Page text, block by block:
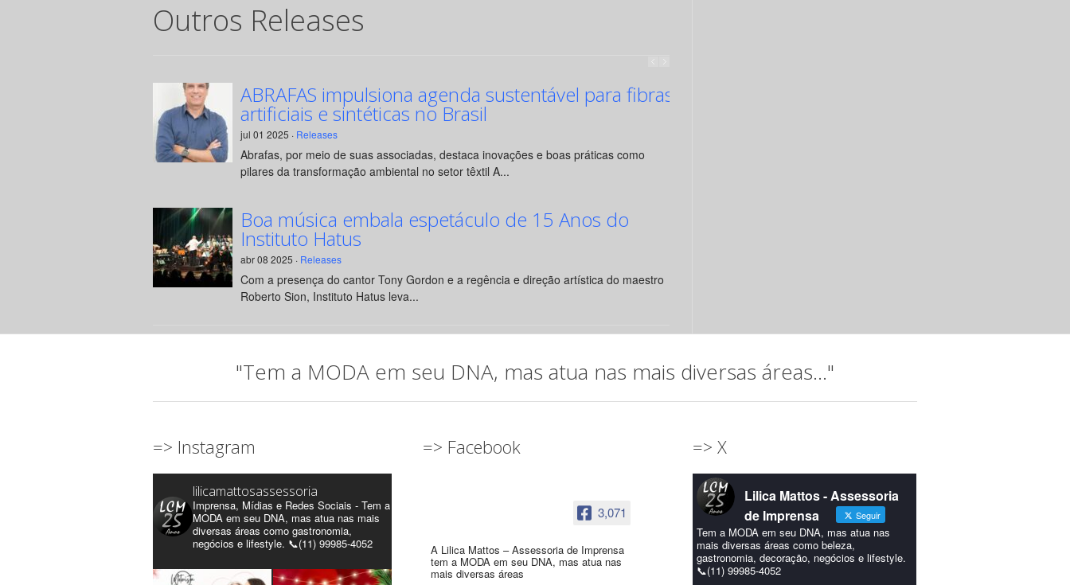
Outros Releases
ABRAFAS impulsiona agenda sustentável para fibras
artificiais e sintéticas no Brasil
jul 01 2025 · Releases
Abrafas, por meio de suas associadas, destaca inovações e boas práticas como
pilares da transformação ambiental no setor têxtil A...
Boa música embala espetáculo de 15 Anos do
Instituto Hatus
abr 08 2025 · Releases
Com a presença do cantor Tony Gordon e a regência e direção artística do maestro
Roberto Sion, Instituto Hatus leva...
"Tem a MODA em seu DNA, mas atua nas mais diversas áreas..."
=> Instagram
lilicamattosassessoria
Imprensa, Mídias e Redes Sociais - Tem a
MODA em seu DNA, mas atua nas mais
diversas áreas como gastronomia,
negócios e lifestyle. 📞(11) 99985-4052
=> Facebook
3,071
A Lilica Mattos – Assessoria de Imprensa
tem a MODA em seu DNA, mas atua nas
mais diversas áreas
=> X
Lilica Mattos - Assessoria
de Imprensa
Seguir
Tem a MODA em seu DNA, mas atua nas
mais diversas áreas como beleza,
gastronomia, decoração, negócios e lifestyle.
📞(11) 99985-4052